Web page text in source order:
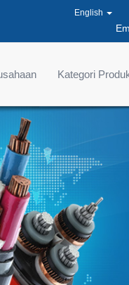
English
Kategori